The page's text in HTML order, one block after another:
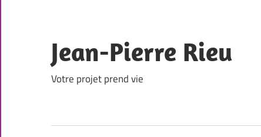
content
Jean-Pierre Rieu
Votre projet prend vie